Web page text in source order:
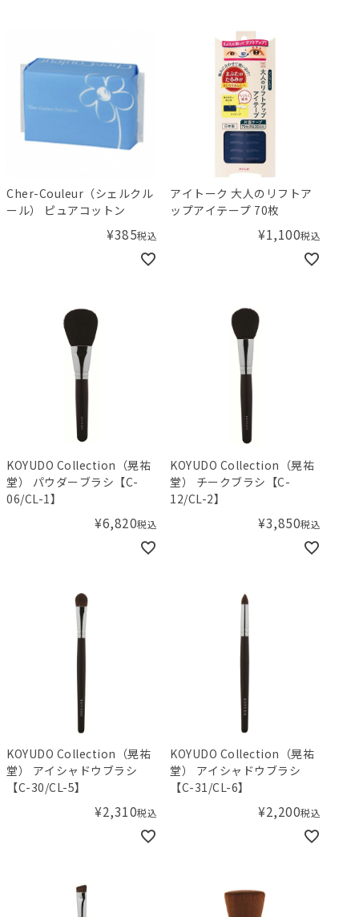
Cher-Couleur（シェルクル
ール） ピュアコットン
¥385税込
アイトーク 大人のリフトア
ップアイテープ 70枚
¥1,100税込
KOYUDO Collection（晃祐
堂） パウダーブラシ【C-
06/CL-1】
¥6,820税込
KOYUDO Collection（晃祐
堂） チークブラシ【C-
12/CL-2】
¥3,850税込
KOYUDO Collection（晃祐
堂） アイシャドウブラシ
【C-30/CL-5】
¥2,310税込
KOYUDO Collection（晃祐
堂） アイシャドウブラシ
【C-31/CL-6】
¥2,200税込